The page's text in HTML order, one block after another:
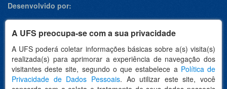
A UFS preocupa-se com a sua privacidade
A UFS poderá coletar informações básicas sobre a(s) visita(s)
realizada(s) para aprimorar a experiência de navegação dos
visitantes deste site, segundo o que estabelece a Política de
Privacidade de Dados Pessoais. Ao utilizar este site, você
Desenvolvido por:
Apoio: